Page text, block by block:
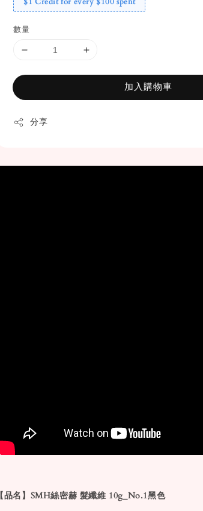
數量
加入購物車
分享
【品名】SMH絲密赫 髮纖維 10g_No.1黑色